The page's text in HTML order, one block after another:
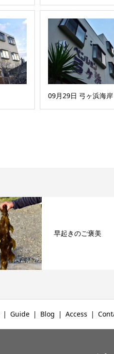
09月29日 弓ヶ浜海岸
早起きのご褒美
Guide Blog Access